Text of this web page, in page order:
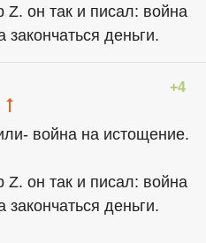
Z. он так и писал: война
закончаться деньги.
+4
война на истощение.
Z. он так и писал: война
закончаться деньги.